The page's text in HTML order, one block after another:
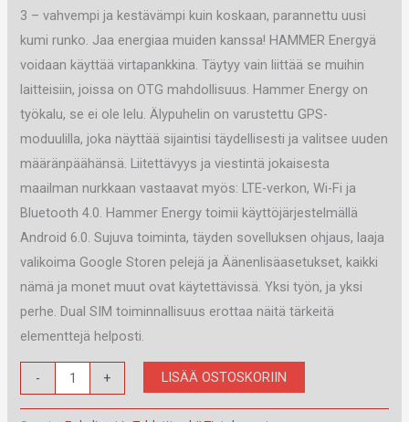
3 – vahvempi ja kestävämpi kuin koskaan, parannettu uusi
kumi runko. Jaa energiaa muiden kanssa! HAMMER Energyä
voidaan käyttää virtapankkina. Täytyy vain liittää se muihin
laitteisiin, joissa on OTG mahdollisuus. Hammer Energy on
työkalu, se ei ole lelu. Älypuhelin on varustettu GPS-
moduulilla, joka näyttää sijaintisi täydellisesti ja valitsee uuden
määränpäähänsä. Liitettävyys ja viestintä jokaisesta
maailman nurkkaan vastaavat myös: LTE-verkon, Wi-Fi ja
Bluetooth 4.0. Hammer Energy toimii käyttöjärjestelmällä
Android 6.0. Sujuva toiminta, täyden sovelluksen ohjaus, laaja
valikoima Google Storen pelejä ja Äänenlisäasetukset, kaikki
nämä ja monet muut ovat käytettävissä. Yksi työn, ja yksi
perhe. Dual SIM toiminnallisuus erottaa näitä tärkeitä
elementtejä helposti.
-
myPhone
Hammer
+ LISÄÄ OSTOSKORIIN